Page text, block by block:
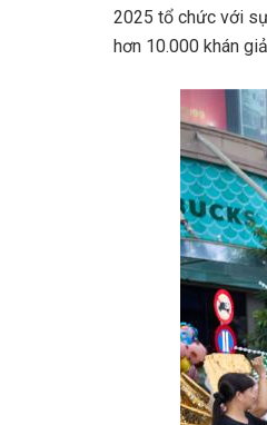
2025 tổ chức với
hơn 10.000 khán